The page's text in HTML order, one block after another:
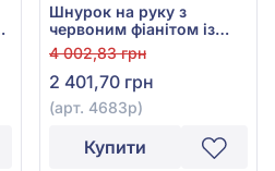
Шнурок на руку з
червоним фіанітом із
срібла 925°, арт. 4683р
4 002,83 грн
2 401,70 грн
(арт. 4683р)
Купити